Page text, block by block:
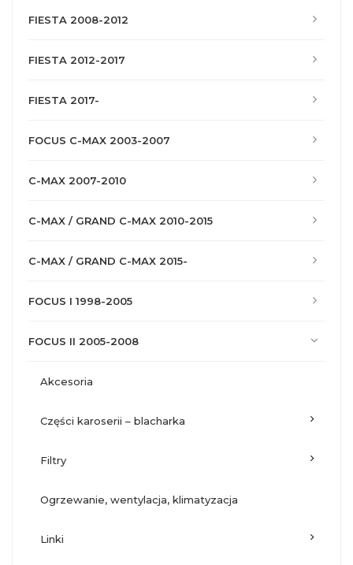
FIESTA 2008-2012
FIESTA 2012-2017
FIESTA 2017-
FOCUS C-MAX 2003-2007
C-MAX 2007-2010
C-MAX / GRAND C-MAX 2010-2015
C-MAX / GRAND C-MAX 2015-
FOCUS I 1998-2005
FOCUS II 2005-2008
akcesoria
części karoserii – blacharka
filtry
ogrzewanie, wentylacja, klimatyzacja
linki